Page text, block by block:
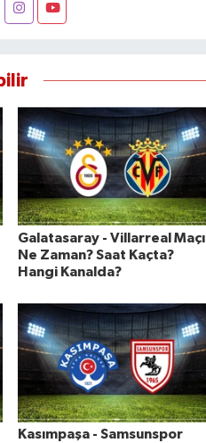
Galatasaray - Villarreal Maçı
Ne Zaman? Saat Kaçta?
Hangi Kanalda?
Kasımpaşa - Samsunspor